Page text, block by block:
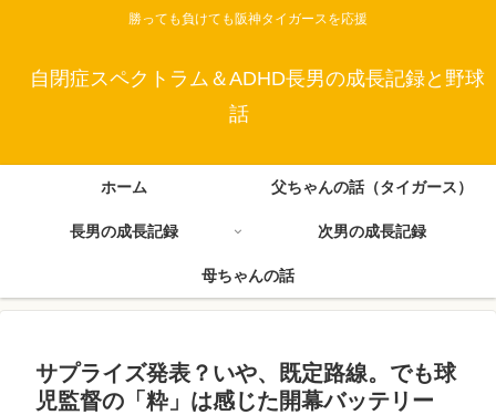
勝っても負けても阪神タイガースを応援
自閉症スペクトラム＆ADHD長男の成長記録と野球
話
ホーム 父ちゃんの話（タイガース）
長男の成長記録 次男の成長記録
母ちゃんの話
サプライズ発表？いや、既定路線。でも球
児監督の「粋」は感じた開幕バッテリー